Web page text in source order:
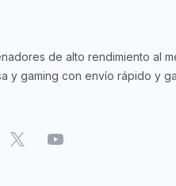
de alto rendimiento al
y gaming con envío rápido y
X YouTube